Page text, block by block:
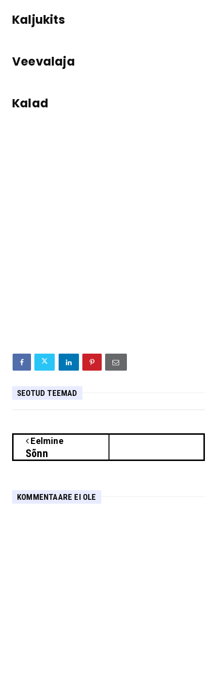
Kaljukits
Veevalaja
Kalad
SEOTUD TEEMAD
Eelmine
Sõnn
KOMMENTAARE EI OLE